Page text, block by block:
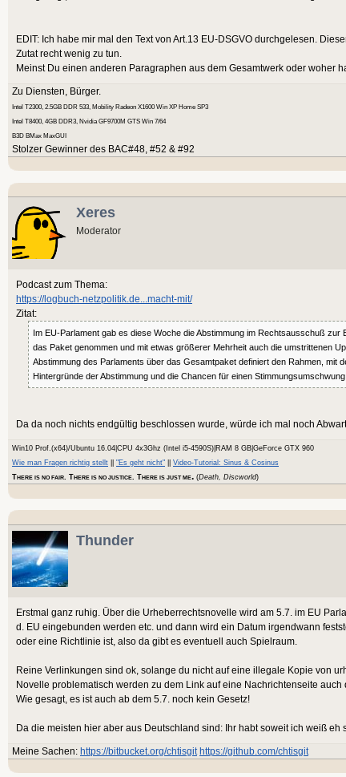
EDIT: Ich habe mir mal den Text von Art.13 EU-DSGVO durchgelesen.
Zutat recht wenig zu tun.
Meinst Du einen anderen Paragraphen aus dem Gesamtwerk oder woher
Zu Diensten, Bürger.
Intel T2300, 2.5GB DDR 533, Mobility Radeon X1600 Win XP Home SP3
Intel T8400, 4GB DDR3, Nvidia GF9700M GTS Win 7/64
B3D BMax MaxGUI
Stolzer Gewinner des BAC#48, #52 & #92
Xeres
Moderator
Podcast zum Thema:
https://logbuch-netzpolitik.de...macht-mit/
Zitat:
Im EU-Parlament gab es diese Woche die Abstimmung im Rechtsausschuß
das Paket genommen und mit etwas größerer Mehrheit auch die umstrittenen
Abstimmung des Parlaments über das Gesamtpaket definiert den Rahmen, mit
Hintergründe der Abstimmung und die Chancen für einen
Da da noch nichts endgültig beschlossen wurde, würde ich mal noch
Win10 Prof.(x64)/Ubuntu 16.04|CPU 4x3Ghz (Intel i5-4590S)|RAM 8 GB|GeForce GTX 960
Wie man Fragen richtig stellt
"Es geht nicht"
Video-Tutorial: Sinus & Cosinus
THERE IS NO FAIR. THERE IS NO JUSTICE. THERE IS JUST ME. (Death, Discworld)
Thunder
Erstmal ganz ruhig. Über die Urheberrechtsnovelle wird am 5.7. im EU
d. EU eingebunden werden etc. und dann wird ein Datum irgendwann
oder eine Richtlinie ist, also da gibt es eventuell auch Spielraum.
Reine Verlinkungen sind ok, solange du nicht auf eine illegale Kopie von
Novelle problematisch werden zu dem Link auf eine Nachrichtenseite
Wie gesagt, es ist auch ab dem 5.7. noch kein Gesetz!
Da die meisten hier aber aus Deutschland sind: Ihr habt soweit ich weiß eh
Meine Sachen: https://bitbucket.org/chtisgit https://github.com/chtisgit